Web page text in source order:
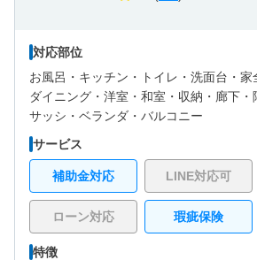
対応部位
お風呂・ キッチン・ トイレ・ 洗面台・ 家
ダイニング・ 洋室・ 和室・ 収納・ 廊下・
サッシ・ ベランダ・バルコニー
サービス
補助金対応 LINE対応可
ローン対応 瑕疵保険
特徴